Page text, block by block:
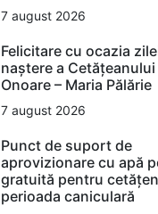
7 august 2026
Felicitare cu ocazia
naștere a Cetățeanului
Onoare – Maria Pălărie
7 august 2026
Punct de suport de
aprovizionare cu apă
gratuită pentru
perioada caniculară